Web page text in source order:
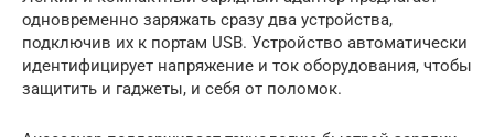
одновременно заряжать сразу два устройства,
подключив их к портам USB. Устройство автоматически
идентифицирует напряжение и ток оборудования, чтобы
защитить и гаджеты, и себя от поломок.